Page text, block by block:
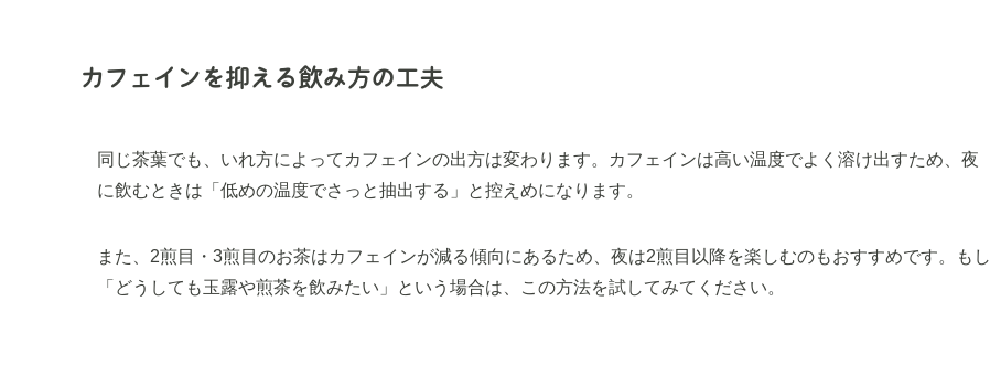
カフェインを抑える飲み方の工夫
同じ茶葉でも、いれ方によってカフェインの出方は変わります。カフェインは高い温度でよく溶け出すため、夜
に飲むときは「低めの温度でさっと抽出する」と控えめになります。
また、2煎目・3煎目のお茶はカフェインが減る傾向にあるため、夜は2煎目以降を楽しむのもおすすめです。もし
「どうしても玉露や煎茶を飲みたい」という場合は、この方法を試してみてください。